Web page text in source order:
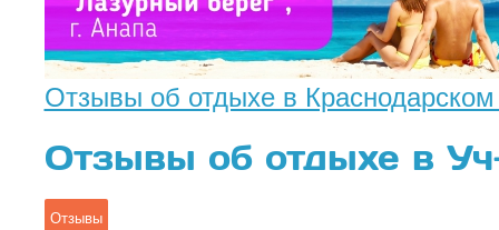
Отзывы об отдыхе в Краснодарском
Отзывы об отдыхе в
Отзывы